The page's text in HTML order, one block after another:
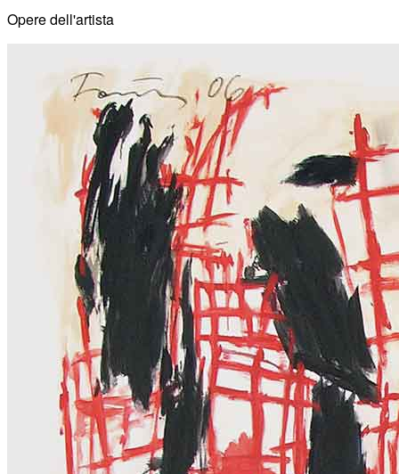
Area Media
Pubblicazioni
MenuMenu
Opere dell'artista